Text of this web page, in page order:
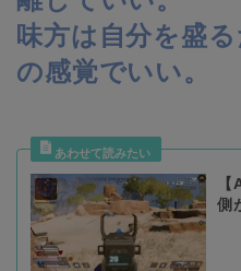
味方は自分を盛
の感覚でいい。
側